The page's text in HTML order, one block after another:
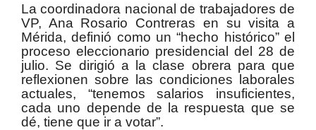
La coordinadora nacional de trabajadores de
VP, Ana Rosario Contreras en su visita a
Mérida, definió como un “hecho histórico” el
proceso eleccionario presidencial del 28 de
julio. Se dirigió a la clase obrera para que
reflexionen sobre las condiciones laborales
actuales, “tenemos salarios insuficientes,
cada uno depende de la respuesta que se
dé, tiene que ir a votar”.